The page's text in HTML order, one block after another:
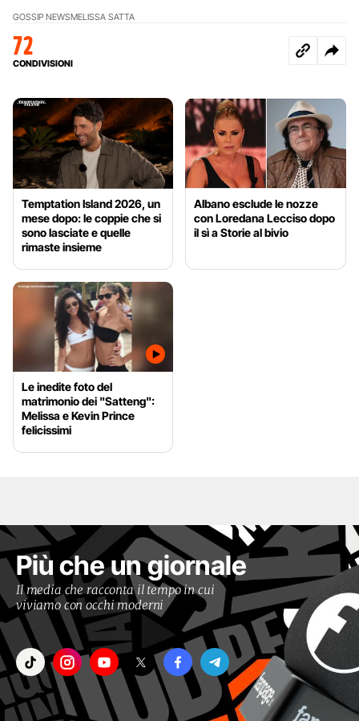
GOSSIP NEWSMELISSA SATTA
72
CONDIVISIONI
Temptation Island 2026, un
mese dopo: le coppie che si
sono lasciate e quelle
rimaste insieme
Albano esclude le nozze
con Loredana Lecciso dopo
il sì a Storie al bivio
Le inedite foto del
matrimonio dei "Satteng":
Melissa e Kevin Prince
felicissimi
Più che un giornale
Il media che racconta il tempo in cui
viviamo con occhi moderni